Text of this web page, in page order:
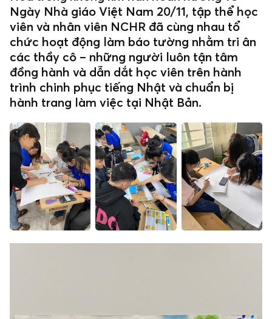
Ngày Nhà giáo Việt Nam 20/11, tập thể học
viên và nhân viên NCHR đã cùng nhau tổ
chức hoạt động làm báo tường nhằm tri ân
các thầy cô – những người luôn tận tâm
đồng hành và dẫn dắt học viên trên hành
trình chinh phục tiếng Nhật và chuẩn bị
hành trang làm việc tại Nhật Bản.